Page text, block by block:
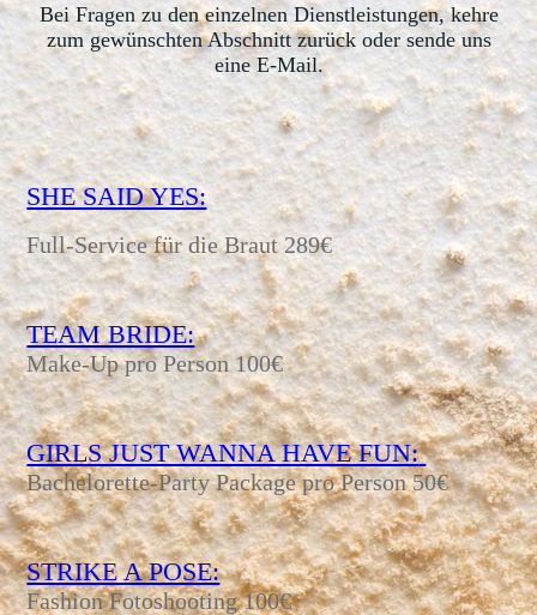
Bei Fragen zu den einzelnen Dienstleistungen, kehre
zum gewünschten Abschnitt zurück oder sende uns
eine E-Mail.
SHE SAID YES:
Full-Service für die Braut 289€
TEAM BRIDE:
Make-Up pro Person 100€
GIRLS JUST WANNA HAVE FUN:
Bachelorette-Party Package pro Person 50€
STRIKE A POSE:
Fashion Fotoshooting 100€